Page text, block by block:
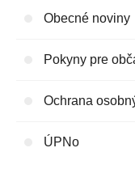
Obecné noviny
Pokyny pre
Ochrana
ÚPNo